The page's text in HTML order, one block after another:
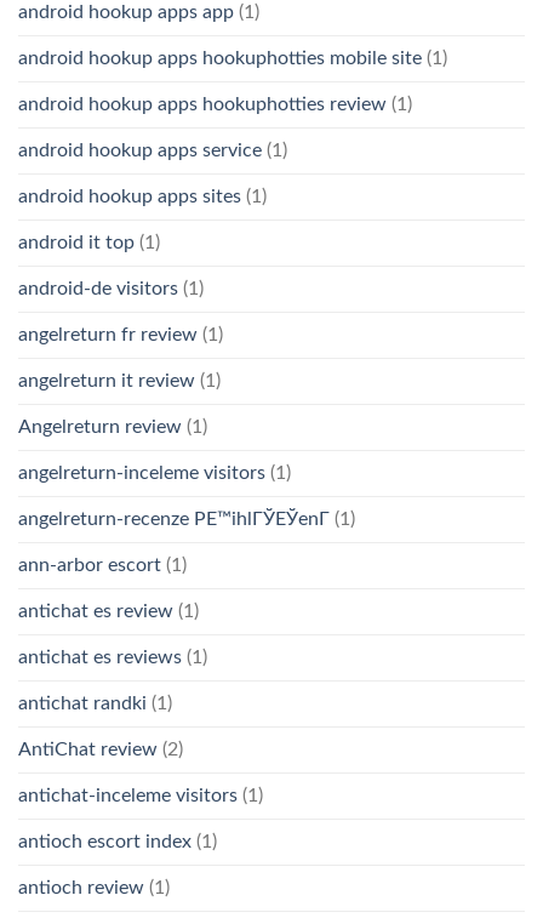
android hookup apps app (1)
android hookup apps hookuphotties mobile site (1)
android hookup apps hookuphotties review (1)
android hookup apps service (1)
android hookup apps sites (1)
android it top (1)
android-de visitors (1)
angelreturn fr review (1)
angelreturn it review (1)
Angelreturn review (1)
angelreturn-inceleme visitors (1)
angelreturn-recenze PЕ™ihlГЎЕЎenГ­ (1)
ann-arbor escort (1)
antichat es review (1)
antichat es reviews (1)
antichat randki (1)
AntiChat review (2)
antichat-inceleme visitors (1)
antioch escort index (1)
antioch review (1)